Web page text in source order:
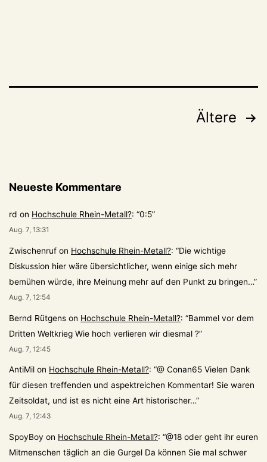
Seitennummerierung
Ältere
Neueste Kommentare
rd on Hochschule Rhein-Metall?: “0:5”
Aug. 7, 13:31
Zwischenruf on Hochschule Rhein-Metall?: “Die wichtige
Diskussion hier wäre übersichtlicher, wenn einige sich mehr
bemühen würde, ihre Meinung mehr auf den Punkt zu bringen…”
Aug. 7, 12:54
Bernd Rütgens on Hochschule Rhein-Metall?: “Bammel vor dem
Dritten Weltkrieg Wie hoch verlieren wir diesmal ?”
Aug. 7, 12:45
AntiMil on Hochschule Rhein-Metall?: “@ Conan65 Vielen Dank
für diesen treffenden und aspektreichen Kommentar! Sie waren
Zeitsoldat, und ist es nicht eine Art historischer…”
Aug. 7, 12:43
SpoyBoy on Hochschule Rhein-Metall?: “@18 oder geht ihr euren
Mitmenschen täglich an die Gurgel Da können Sie mal schwer